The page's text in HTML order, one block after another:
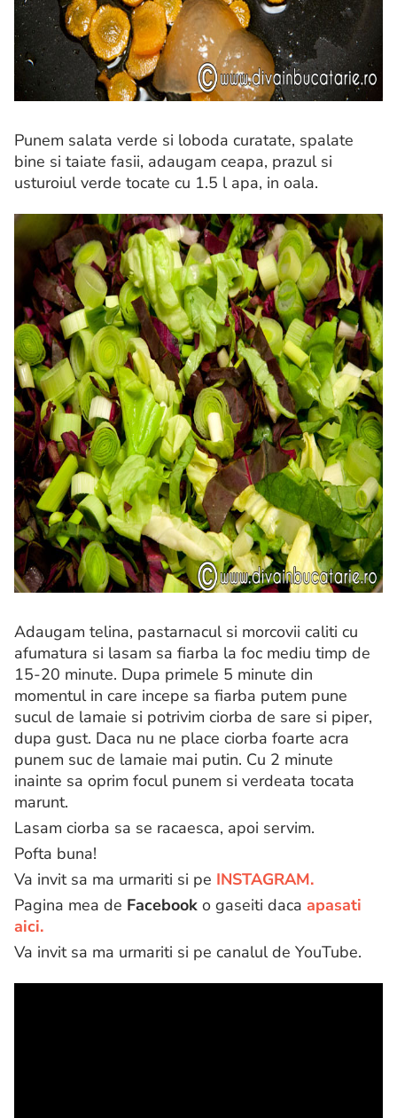
Punem salata verde si loboda curatate, spalate
bine si taiate fasii, adaugam ceapa, prazul si
usturoiul verde tocate cu 1.5 l apa, in oala.
Adaugam telina, pastarnacul si morcovii caliti cu
afumatura si lasam sa fiarba la foc mediu timp de
15-20 minute. Dupa primele 5 minute din
momentul in care incepe sa fiarba putem pune
sucul de lamaie si potrivim ciorba de sare si piper,
dupa gust. Daca nu ne place ciorba foarte acra
punem suc de lamaie mai putin. Cu 2 minute
inainte sa oprim focul punem si verdeata tocata
marunt.
Lasam ciorba sa se racaesca, apoi servim.
Pofta buna!
Va invit sa ma urmariti si pe INSTAGRAM.
Pagina mea de Facebook o gaseiti daca apasati
aici.
Va invit sa ma urmariti si pe canalul de YouTube.